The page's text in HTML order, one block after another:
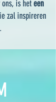
ons, is heteen
zal inspireren